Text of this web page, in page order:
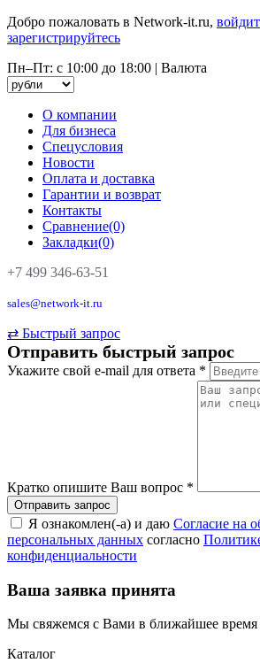
Добро пожаловать в Network-it.ru,
зарегистрируйтесь
Пн–Пт: с 10:00 до 18:00 | Валюта
О компании
Для бизнеса
Спецусловия
Новости
Оплата и доставка
Гарантии и возврат
Контакты
Сравнение(0)
Закладки(0)
+7 499 346-63-51
sales@network-it.ru
⇄ Быстрый запрос
Отправить быстрый запрос
Укажите свой e-mail для ответа *
Кратко опишите Ваш вопрос *
Я ознакомлен(-а) и даю Согласие на
персональных данных согласно
конфиденциальности
Ваша заявка принята
Мы свяжемся с Вами в ближайшее время
Каталог